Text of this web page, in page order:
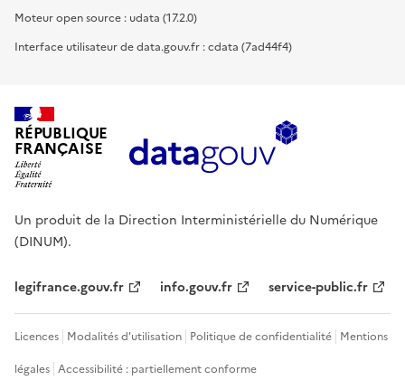
Moteur open source : udata (17.2.0)
Interface utilisateur de data.gouv.fr : cdata (7ad44f4)
RÉPUBLIQUE
FRANÇAISE
Un produit de la Direction Interministérielle du Numérique
(DINUM).
legifrance.gouv.fr info.gouv.fr service-public.fr
Licences Modalités d'utilisation Politique de confidentialité Mentions
légales Accessibilité : partiellement conforme